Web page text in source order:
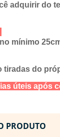
adquirir do
mínimo
tiradas do
úteis após
PRODUTO